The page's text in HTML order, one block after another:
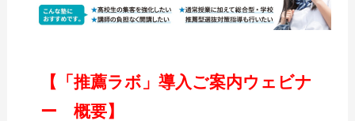
【「推薦ラボ」導入ご案内ウェビナ
ー 概要】